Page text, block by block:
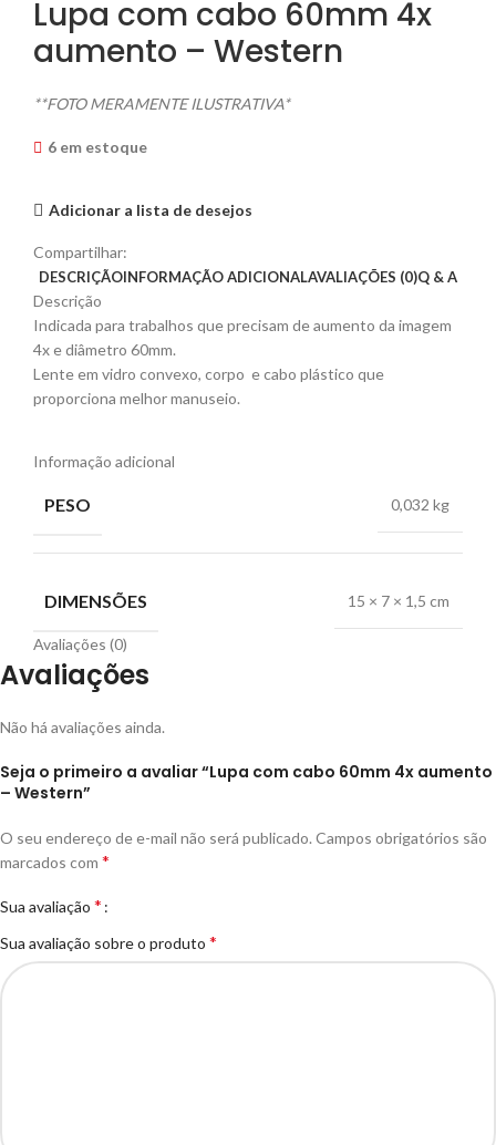
Lupa com cabo 60mm 4x
aumento – Western
**FOTO MERAMENTE ILUSTRATIVA*
6 em estoque
Adicionar a lista de desejos
Compartilhar:
DESCRIÇÃOINFORMAÇÃO ADICIONALAVALIAÇÕES (0)Q & A
Descrição
Indicada para trabalhos que precisam de aumento da imagem
4x e diâmetro 60mm.
Lente em vidro convexo, corpo e cabo plástico que
proporciona melhor manuseio.
Informação adicional
PESO 0,032 kg
DIMENSÕES 15 × 7 × 1,5 cm
Avaliações (0)
Avaliações
Não há avaliações ainda.
Seja o primeiro a avaliar “Lupa com cabo 60mm 4x aumento
– Western”
O seu endereço de e-mail não será publicado.Campos obrigatórios são
marcados com *
Sua avaliação *
Sua avaliação sobre o produto *